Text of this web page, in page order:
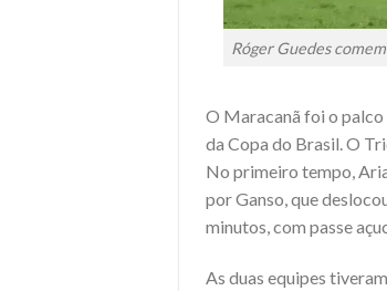
Róger Guedes
O Maracanã foi o palco
da Copa do Brasil. O
No primeiro tempo,
por Ganso, que
minutos, com passe
As duas equipes